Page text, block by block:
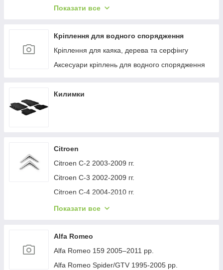
Палатки на дах
Бокси на фаркоп
Показати все
Кріплення для водного спорядження
Кріплення для каяка, дерева та серфінгу
Аксесуари кріплень для водного спорядження
Килимки
Citroen
Citroen C-2 2003-2009 гг.
Citroen C-3 2002-2009 гг.
Citroen C-4 2004-2010 гг.
Citroen C-1 2005-2014 гг.
Citroen C-4 Picasso 2006-2013 гг.
Citroen Nemo 2007-2017 гг.
Citroen Berlingo 1996-2008 гг.
Показати все
Alfa Romeo
Alfa Romeo 159 2005–2011 рр.
Alfa Romeo Spider/GTV 1995-2005 рр.